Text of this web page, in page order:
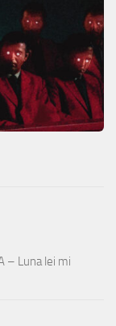
– Luna lei mi